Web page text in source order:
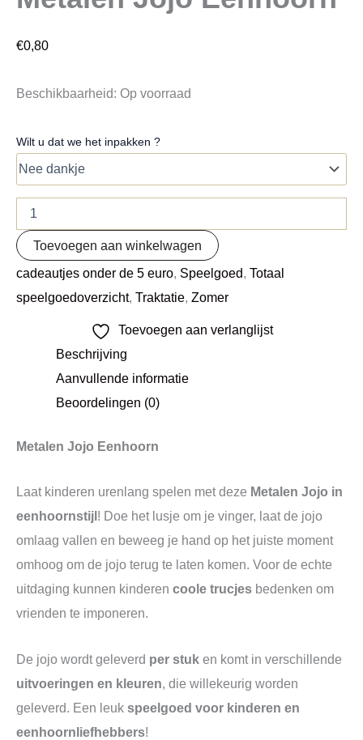
€0,80
Beschikbaarheid: Op voorraad
Wilt u dat we het inpakken ?
Toevoegen aan winkelwagen
cadeautjes onder de 5 euro Speelgoed Totaal
speelgoedoverzicht, Traktatie Zomer
Toevoegen aan verlanglijst
Beschrijving
Aanvullende informatie
Beoordelingen (0)
Metalen Jojo Eenhoorn
Laat kinderen urenlang spelen met deze Metalen Jojo in
eenhoornstijl ! Doe het lusje om je vinger, laat de jojo
omlaag vallen en beweeg je hand op het juiste moment
omhoog om de jojo terug te laten komen. Voor de echte
uitdaging kunnen kinderen coole trucjes bedenken om
vrienden te imponeren.
De jojo wordt geleverd per stuk en komt in verschillende
uitvoeringen en kleuren, die willekeurig worden
geleverd. Een leuk speelgoed voor kinderen en
eenhoornliefhebbers!